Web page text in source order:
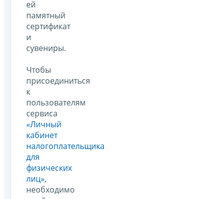
ей
памятный
сертификат
и
сувениры.
Чтобы
присоединиться
к
пользователям
сервиса
«Личный
кабинет
налогоплательщика
для
физических
лиц»,
необходимо